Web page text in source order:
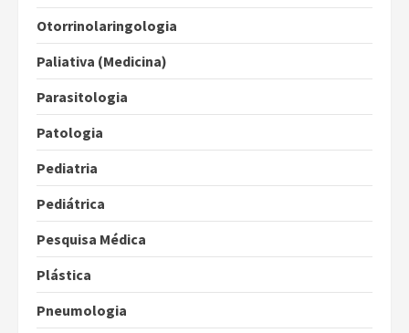
Otorrinolaringologia
Paliativa (Medicina)
Parasitologia
Patologia
Pediatria
Pediátrica
Pesquisa Médica
Plástica
Pneumologia